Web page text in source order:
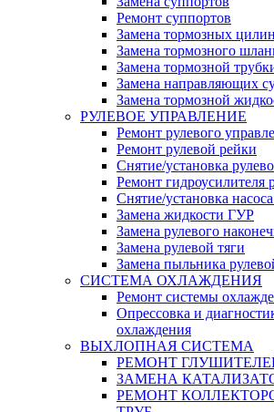
Ремонт суппортов
Замена тормозных
Замена тормозного
Замена тормозной
Замена направляющих
Замена тормозной
РУЛЕВОЕ УПРАВЛЕНИЕ
Ремонт рулевого
Ремонт рулевой рейки
Снятие/установка
Ремонт гидроусилителя
Снятие/установка
Замена жидкости ГУР
Замена рулевого
Замена рулевой тяги
Замена пыльника
СИСТЕМА ОХЛАЖДЕНИЯ
Ремонт системы
Опрессовка и
охлаждения
ВЫХЛОПНАЯ СИСТЕМА
РЕМОНТ
ЗАМЕНА
РЕМОНТ